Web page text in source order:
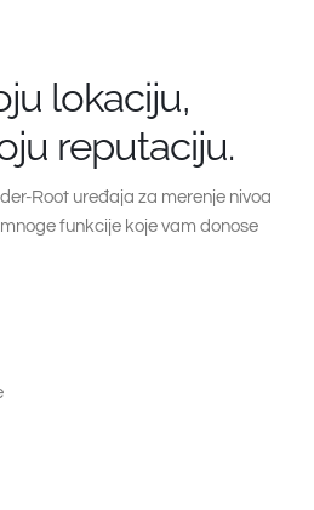
lokaciju,
reputaciju.
Root uređaja za merenje nivoa
funkcije koje vam donose